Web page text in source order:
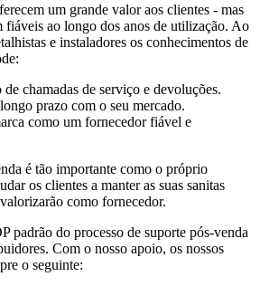
um grande valor aos clientes - mas
fiáveis ao longo dos anos de utilização. Ao
e instaladores os conhecimentos de
chamadas de serviço e devoluções.
prazo com o seu mercado.
como um fornecedor fiável e
é tão importante como o próprio
os clientes a manter as suas sanitas
como fornecedor.
padrão do processo de suporte pós-venda
Com o nosso apoio, os nossos
o seguinte: